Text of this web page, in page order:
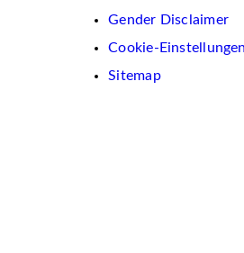
Gender Disclaimer
Cookie-
Sitemap